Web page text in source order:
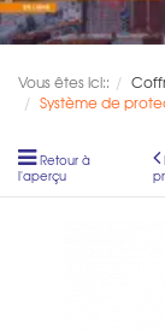
Vous êtes ici::
Système de
Retour à
l'aperçu